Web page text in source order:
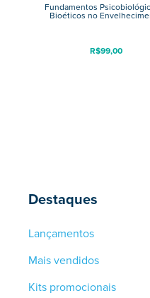
Destaques
Lançamentos
Mais vendidos
Kits promocionais
Fundamentos
Bioéticos no
R$99,00